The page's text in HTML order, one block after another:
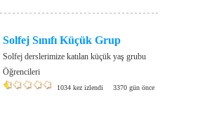
Solfej Sınıfı Küçük Grup
Solfej derslerimize katılan küçük yaş grubu
Öğrencileri
1034 kez izlendi 3370 gün önce